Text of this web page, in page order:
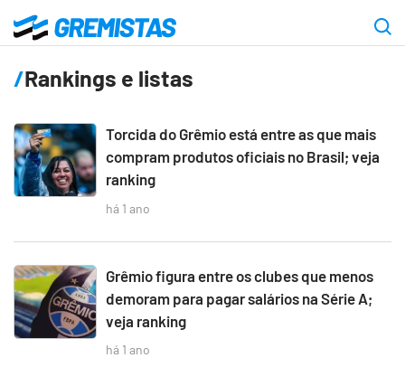
para
conteúdo
Gremistas
Rankings e listas
Torcida do Grêmio está entre as que mais
compram produtos oficiais no Brasil; veja
ranking
há 1 ano
Grêmio figura entre os clubes que menos
demoram para pagar salários na Série A;
veja ranking
há 1 ano